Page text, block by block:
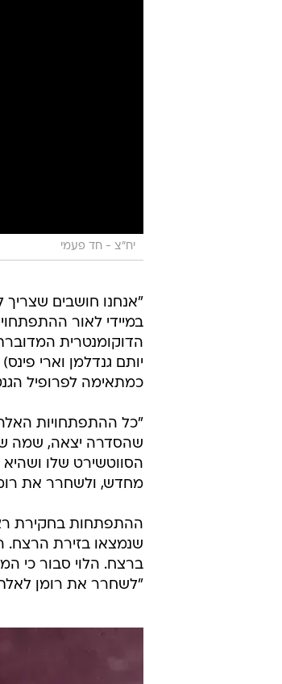
יח"צ - חד פעמי
"אנחנו חושבים
במיידי לאור
הדוקומנטרית
כמתאימה לפרופיל
"כל ההתפתחויות
שהסדרה יצאה, שמה
הסווטשירט שלו
מחדש, ולשחרר את
ההתפתחות בחקירת
שנמצאו בזירת הרצח.
ברצח. הלוי סבור כי
"לשחרר את רומן